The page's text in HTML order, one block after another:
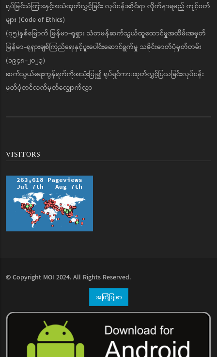
ရုပ်မြင်သံကြားနှင့်အသံထုတ်လွှင့်ခြင်း လုပ်ငန်းဆိုင်ရာ လိုက်နာရမည့် ကျင့်ဝတ်
များ (Code of Ethics)
(၇၅)နှစ်မြောက် မြန်မာ-ရုရှား သံတမန်ဆက်သွယ်ထူထောင်မှုအထိမ်းအမှတ်
မြန်မာ-ရုရှားချစ်ကြည်ရေးနှင့်ပူးပေါင်းဆောင်ရွက်မှု သမိုင်းဓာတ်ပုံမှတ်တမ်း
(၁၉၄၈-၂၀၂၃)
ဆက်သွယ်ရေးကွန်ရက်ကိုအသုံးပြု၍ ရုပ်ရှင်ကားထုတ်လွှင့်ပြသခြင်းလုပ်ငန်း
မှတ်ပုံတင်လက်မှတ်လျှောက်လွှာ
VISITORS
© Copyright MOI 2024. All Rights Reserved.
အကြံပြုစာ